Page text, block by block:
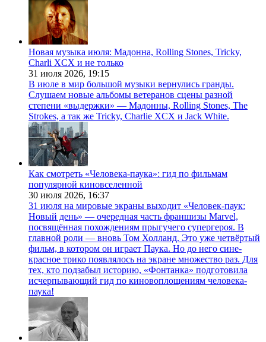
Новая музыка июля: Мадонна, Rolling Stones, Tricky,
Charli XCX и не только
31 июля 2026, 19:15
В июле в мир большой музыки вернулись гранды.
Слушаем новые альбомы ветеранов сцены разной
степени «выдержки» — Мадонны, Rolling Stones, The
Strokes, а так же Tricky, Charlie XCX и Jack White.
Как смотреть «Человека-паука»: гид по фильмам
популярной киновселенной
30 июля 2026, 16:37
31 июля на мировые экраны выходит «Человек-паук:
Новый день» — очередная часть франшизы Marvel,
посвящённая похождениям прыгучего супергероя. В
главной роли — вновь Том Холланд. Это уже четвёртый
фильм, в котором он играет Паука. Но до него сине-
красное трико появлялось на экране множество раз. Для
тех, кто подзабыл историю, «Фонтанка» подготовила
исчерпывающий гид по киновоплощениям человека-
паука!